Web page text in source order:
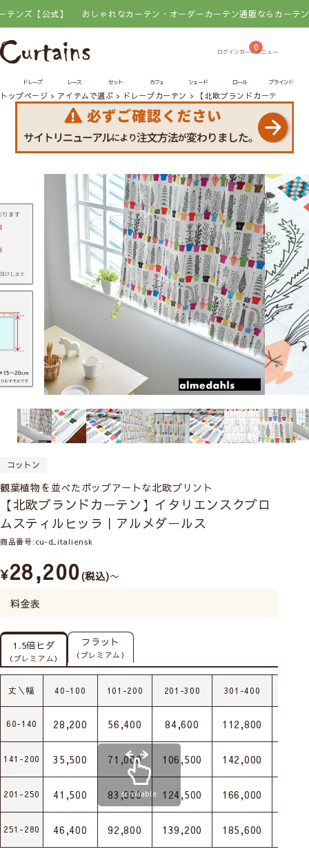
式】 おしゃれなカーテン・オーダーカーテン通販ならカーテンズ【公式】
0
ドレープ レース セット カフェ シェード ロール ブラインド
トップページ アイテムで選ぶ ドレープカーテン 【北欧ブランドカーテン】イ
コットン
観葉植物を並べたポップアートな北欧プリント
【北欧ブランドカーテン】イタリエンスクブロ
ムスティルヒッラ｜アルメダールス
商品番号 cu-d_italiensk
¥28,200 税込 〜
料金表
1.5倍ヒダ
（プレミアム）
フラット
（プレミアム）
丈＼幅 40-100 101-200 201-300 301-400
60-140 28,200 56,400 84,600 112,800
141-200 35,500 71,000 106,500 142,000
201-250 41,500 83,000 124,500 166,000
251-280 46,400 92,800 139,200 185,600
scrollable